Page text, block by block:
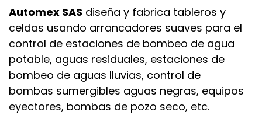
Automex SAS diseña y fabrica tableros y
celdas usando arrancadores suaves para el
control de estaciones de bombeo de agua
potable, aguas residuales, estaciones de
bombeo de aguas lluvias, control de
bombas sumergibles aguas negras, equipos
eyectores, bombas de pozo seco, etc.